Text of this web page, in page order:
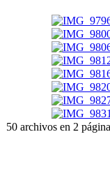
50 archivos en 2